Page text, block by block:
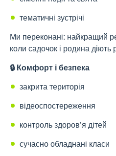
тематичні зустрічі
Ми переконані: найкращий
коли садочок і родина діють
🔒 Комфорт і безпека
закрита територія
відеоспостереження
контроль здоров’я дітей
сучасно обладнані класи